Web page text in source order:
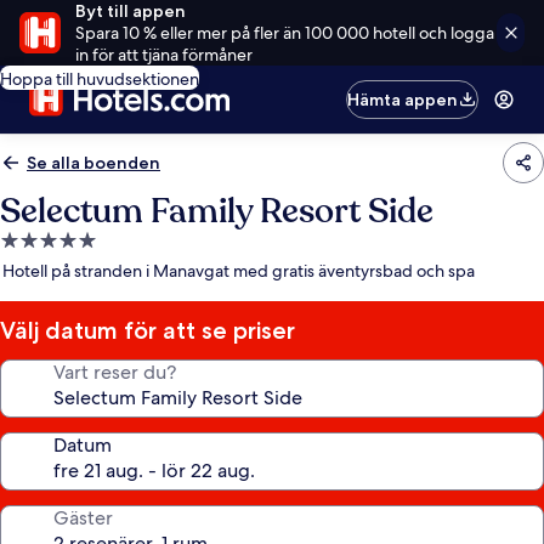
Byt till appen
Spara 10 % eller mer på fler än 100 000 hotell och logga
in för att tjäna förmåner
Hoppa till huvudsektionen
Hämta appen
Se alla boenden
Selectum Family Resort Side
5.0-
stjärnigt
Hotell på stranden i Manavgat med gratis äventyrsbad och spa
Välj datum för att se priser
Vart reser du?
Datum
Gäster